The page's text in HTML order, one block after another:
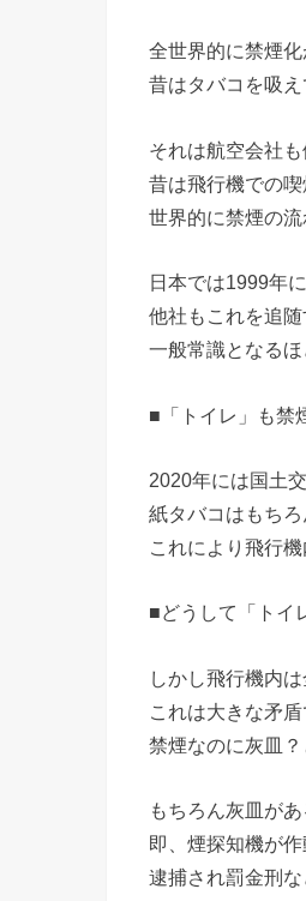
全世界的に禁煙
昔はタバコを吸
それは航空会社
昔は飛行機での
世界的に禁煙の流
日本では1999年
他社もこれを追
一般常識となるほ
■「トイレ」も禁
2020年には国土
紙タバコはもち
これにより飛行
■どうして「トイ
しかし飛行機内
これは大きな矛盾
禁煙なのに灰皿？
もちろん灰皿が
即、煙探知機が
逮捕され罰金刑な